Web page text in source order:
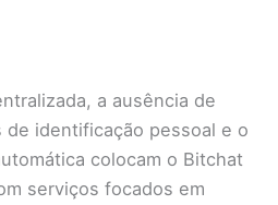
a ausência de
identificação pessoal e o
colocam o Bitchat
serviços focados em